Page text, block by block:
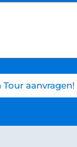
aanvragen!